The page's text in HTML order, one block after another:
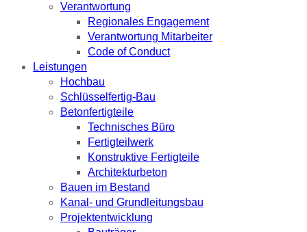
Verantwortung
Regionales Engagement
Verantwortung Mitarbeiter
Code of Conduct
Leistungen
Hochbau
Schlüsselfertig-Bau
Betonfertigteile
Technisches Büro
Fertigteilwerk
Konstruktive Fertigteile
Architekturbeton
Bauen im Bestand
Kanal- und Grundleitungsbau
Projektentwicklung